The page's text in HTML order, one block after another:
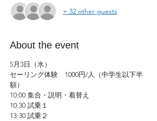
+ 32 other guests
About the event
5月3日（水）
セーリング体験　1000円/人（中学生以下半
額）
10:00 集合・説明・着替え
10:30 試乗１
13:30 試乗２